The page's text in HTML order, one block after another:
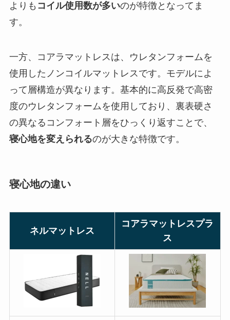
よりも コイル使用数が多いのが特徴となってま
す。
一方、コアラマットレスは、ウレタンフォームを
使用したノンコイルマットレスです。モデルによ
って層構造が異なります。基本的に高反発で高密
度のウレタンフォームを使用しており、裏表硬さ
の異なるコンフォート層をひっくり返すことで、
寝心地を変えられるのが大きな特徴です。
寝心地の違い
ネルマットレス
コアラマットレスプラ
ス